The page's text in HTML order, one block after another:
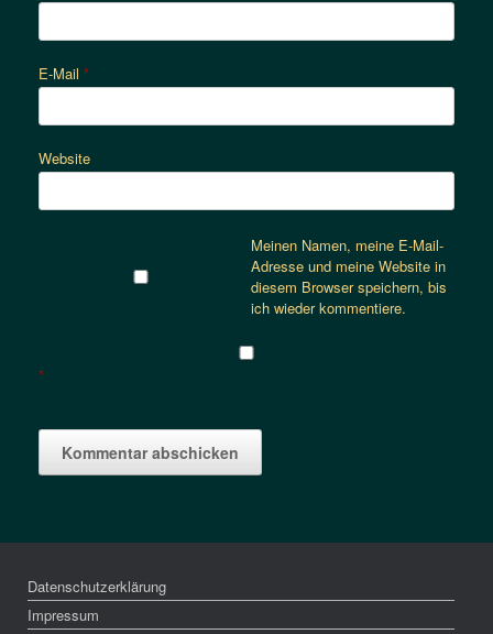
E-Mail *
Website
Meinen Namen, meine E-Mail-
Adresse und meine Website in
diesem Browser speichern, bis
ich wieder kommentiere.
*
Datenschutzerklärung
Impressum